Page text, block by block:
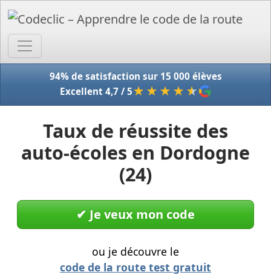
94% de satisfaction sur 15 000 élèves
Excellent 4,7 / 5★★★★ ★
Taux de réussite des
auto-écoles en Dordogne
(24)
✔︎ Je veux mon code
ou je découvre le
code de la route test gratuit